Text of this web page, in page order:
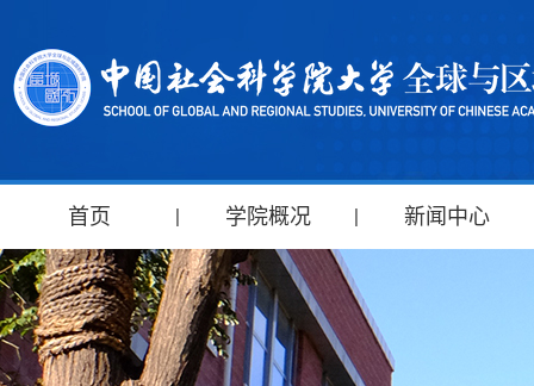
首页 学院概况 新闻中心